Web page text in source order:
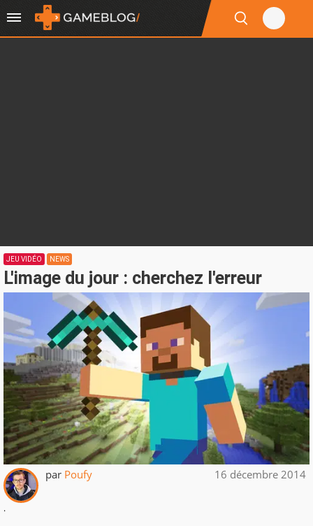
JEU VIDÉO NEWS
L'image du jour : cherchez l'erreur
par Poufy 16 décembre 2014
.